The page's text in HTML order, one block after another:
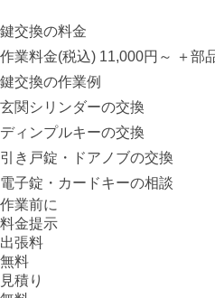
鍵交換の料金
作業料金(税込) 11,000円～
＋部
鍵交換の作業例
玄関シリンダーの交換
ディンプルキーの交換
引き戸錠・ドアノブの交換
電子錠・カードキーの相談
作業前に
料金提示
出張料
無料
見積り